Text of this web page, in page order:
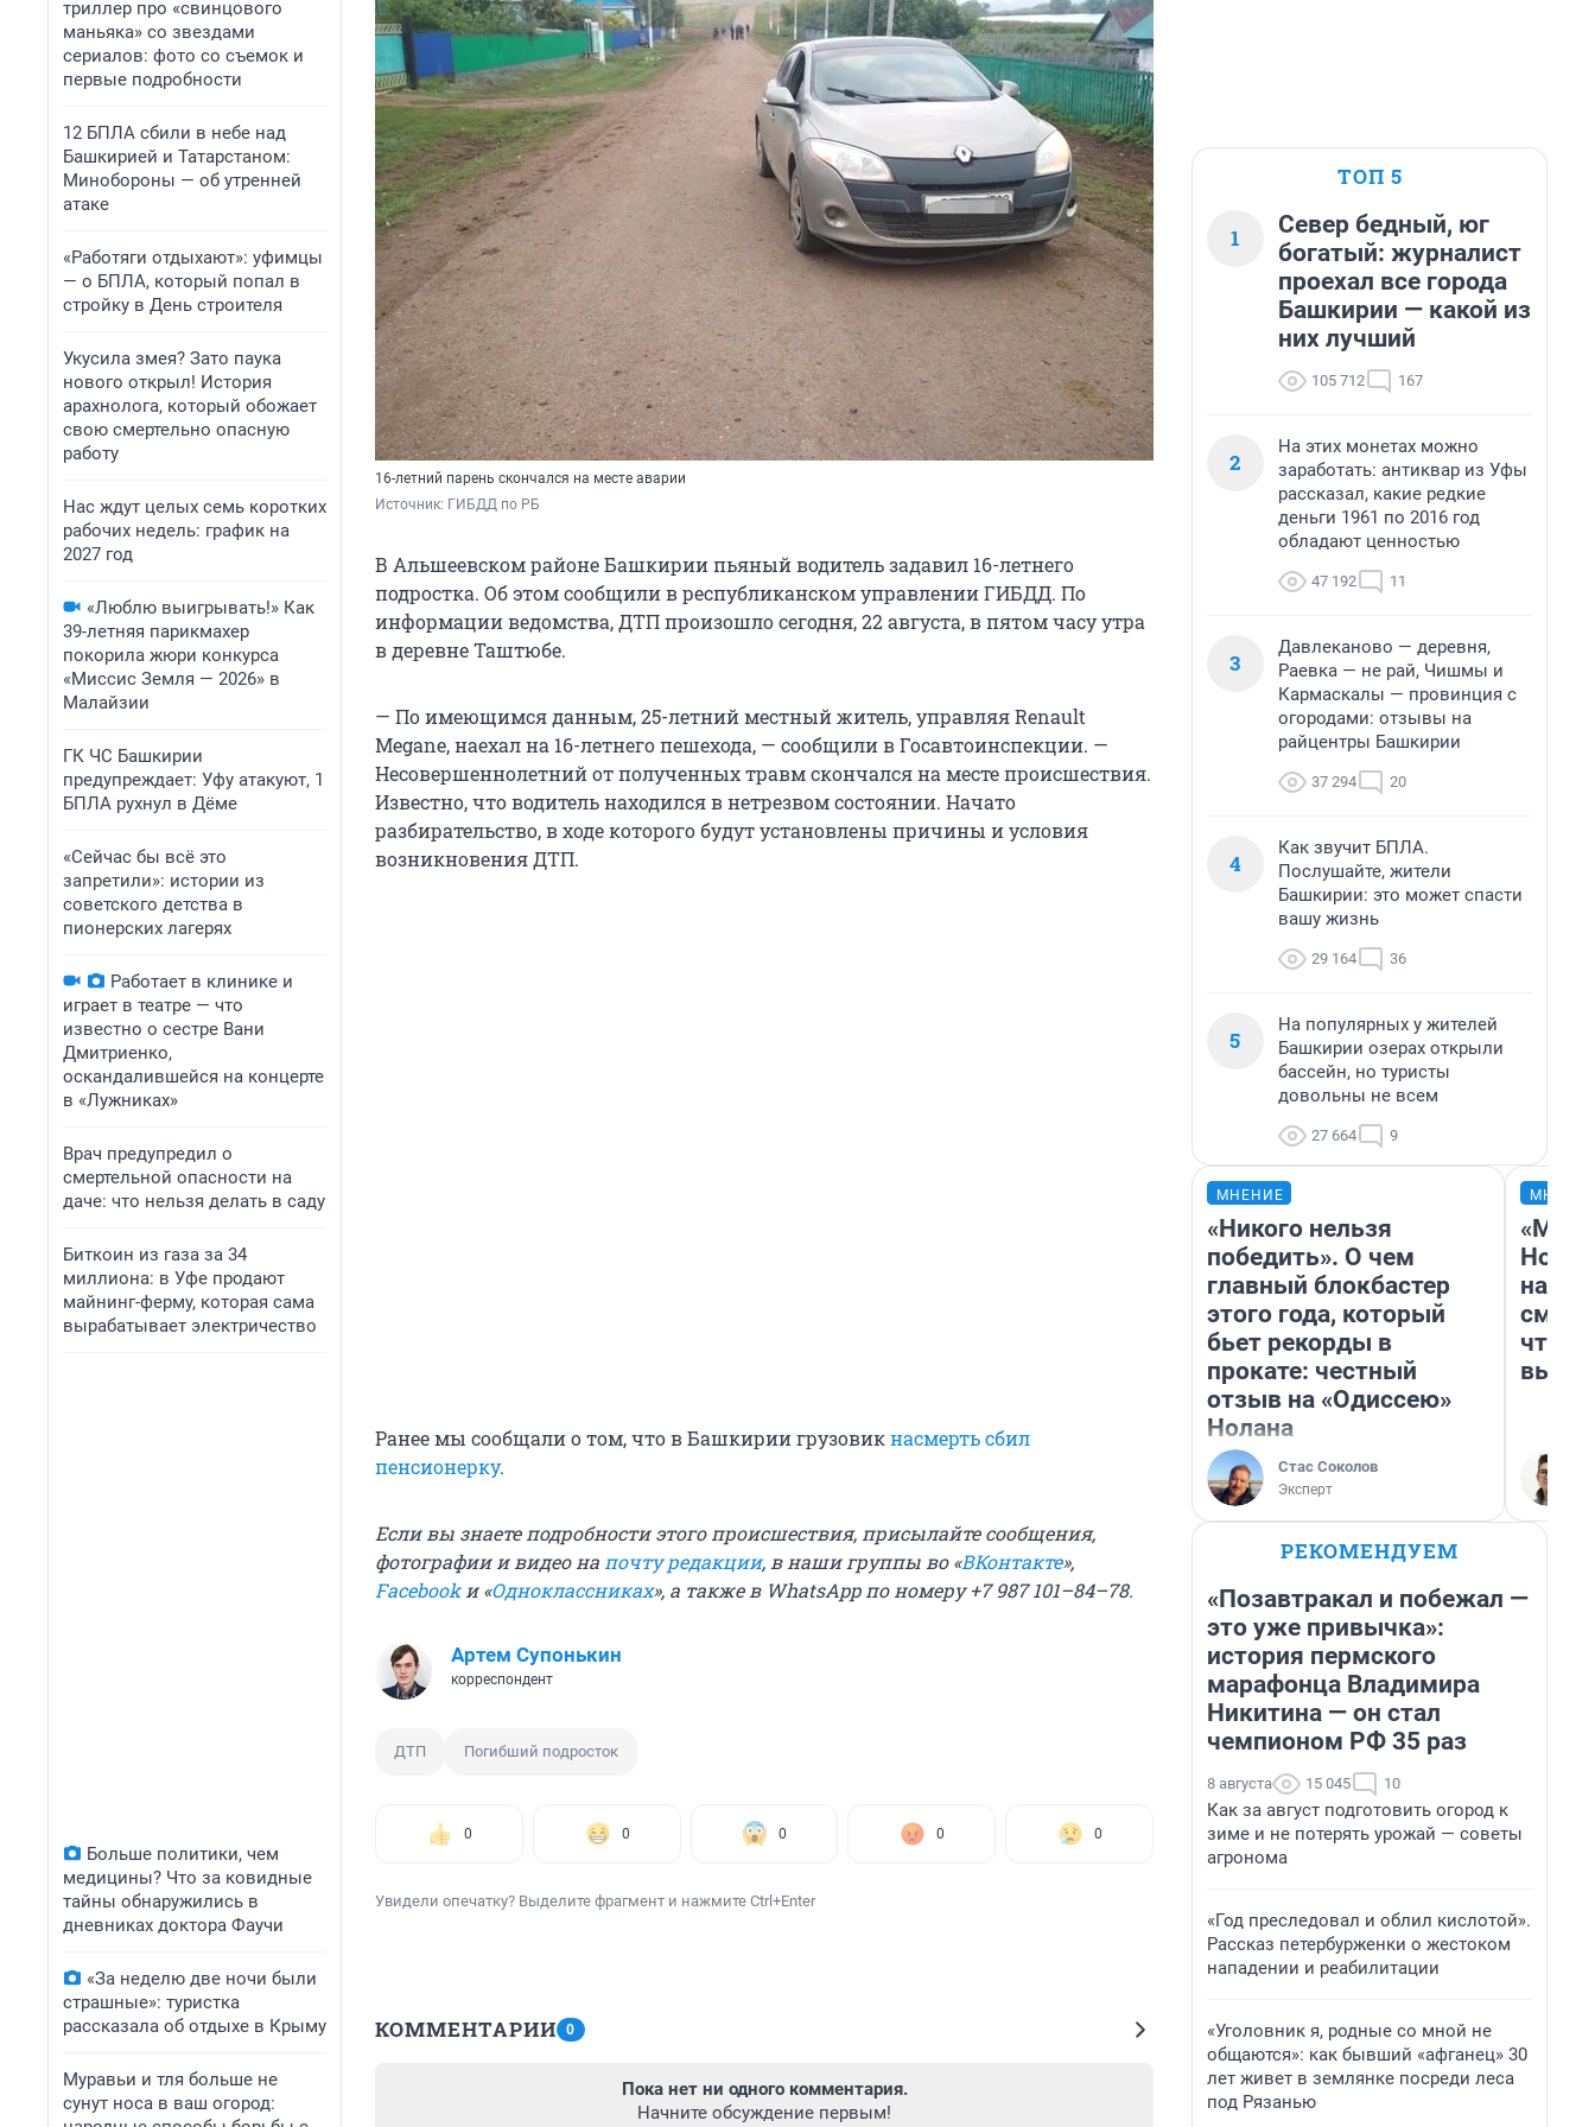
триллер про «свинцового
маньяка» со звездами
сериалов: фото со съемок и
первые подробности
12 БПЛА сбили в небе над
Башкирией и Татарстаном:
Минобороны — об утренней
атаке
«Работяги отдыхают»: уфимцы
— о БПЛА, который попал в
стройку в День строителя
Укусила змея? Зато паука
нового открыл! История
арахнолога, который обожает
свою смертельно опасную
работу
Нас ждут целых семь коротких
рабочих недель: график на
2027 год
«Люблю выигрывать!» Как
39-летняя парикмахер
покорила жюри конкурса
«Миссис Земля — 2026» в
Малайзии
ГК ЧС Башкирии
предупреждает: Уфу атакуют, 1
БПЛА рухнул в Дёме
«Сейчас бы всё это
запретили»: истории из
советского детства в
пионерских лагерях
Работает в клинике и
играет в театре — что
известно о сестре Вани
Дмитриенко,
оскандалившейся на концерте
в «Лужниках»
Врач предупредил о
смертельной опасности на
даче: что нельзя делать в саду
Биткоин из газа за 34
миллиона: в Уфе продают
майнинг-ферму, которая сама
вырабатывает электричество
Больше политики, чем
медицины? Что за ковидные
тайны обнаружились в
дневниках доктора Фаучи
«За неделю две ночи были
страшные»: туристка
рассказала об отдыхе в Крыму
Муравьи и тля больше не
сунут носа в ваш огород:
16-летний парень скончался на месте аварии
Источник: ГИБДД по РБ
В Альшеевском районе Башкирии пьяный водитель задавил 16-летнего
подростка. Об этом сообщили в республиканском управлении ГИБДД. По
информации ведомства, ДТП произошло сегодня, 22 августа, в пятом часу утра
в деревне Таштюбе.
— По имеющимся данным, 25-летний местный житель, управляя Renault
Megane, наехал на 16-летнего пешехода, — сообщили в Госавтоинспекции. —
Несовершеннолетний от полученных травм скончался на месте происшествия.
Известно, что водитель находился в нетрезвом состоянии. Начато
разбирательство, в ходе которого будут установлены причины и условия
возникновения ДТП.
Ранее мы сообщали о том, что в Башкирии грузовикнасмерть сбил
пенсионерку.
Если вы знаете подробности этого происшествия, присылайте сообщения,
фотографии и видео на почту редакции, в наши группы во «ВКонтакте»,
Facebookи «Одноклассниках», а также в WhatsApp по номеру +7 987 101–84–78.
Артем Супонькин
корреспондент
ДТП Погибший подросток
0 0 0 0 0
Увидели опечатку? Выделите фрагмент и нажмите Ctrl+Enter
КОММЕНТАРИИ 0
Пока нет ни одного комментария.
Начните обсуждение первым!
ТОП 5
1
Север бедный, юг
богатый: журналист
проехал все города
Башкирии — какой из
них лучший
105 712 167
2
На этих монетах можно
заработать: антиквар из Уфы
рассказал, какие редкие
деньги 1961 по 2016 год
обладают ценностью
47 192 11
3
Давлеканово — деревня,
Раевка — не рай, Чишмы и
Кармаскалы — провинция с
огородами: отзывы на
райцентры Башкирии
37 294 20
4
Как звучит БПЛА.
Послушайте, жители
Башкирии: это может спасти
вашу жизнь
29 164 36
5
На популярных у жителей
Башкирии озерах открыли
бассейн, но туристы
довольны не всем
27 664 9
МНЕНИЕ
«Никого нельзя
победить». О чем
главный блокбастер
этого года, который
бьет рекорды в
прокате: честный
отзыв на «Одиссею»
Нолана
Стас Соколов
Эксперт
«Мы
РЕКОМЕНДУЕМ
«Позавтракал и побежал —
это уже привычка»:
история пермского
марафонца Владимира
Никитина — он стал
чемпионом РФ 35 раз
8 августа 15 045 10
Как за август подготовить огород к
зиме и не потерять урожай — советы
агронома
«Год преследовал и облил кислотой».
Рассказ петербурженки о жестоком
нападении и реабилитации
«Уголовник я, родные со мной не
общаются»: как бывший «афганец» 30
лет живет в землянке посреди леса
под Рязанью